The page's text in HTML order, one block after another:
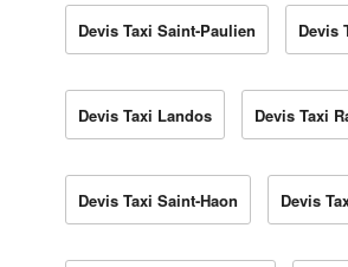
Devis Taxi Saint-Paulien Devis
Devis Taxi Landos Devis Taxi
Devis Taxi Saint-Haon Devis